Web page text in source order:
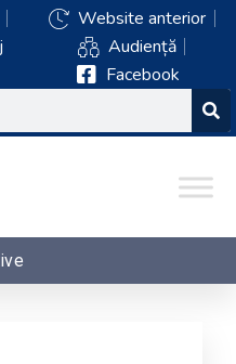
Website anterior
Audiență
Facebook